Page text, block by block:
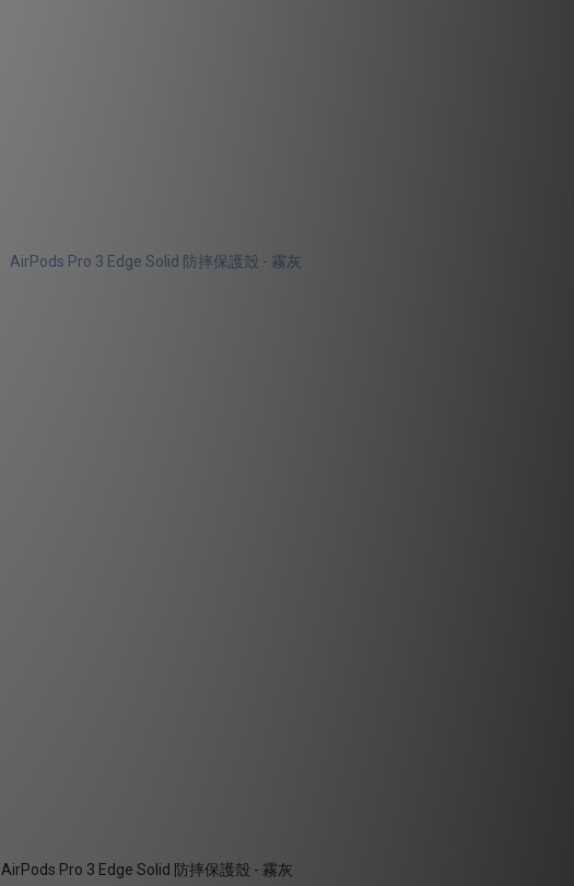
AirPods Pro 3 Edge Solid 防摔保護殼 - 霧灰